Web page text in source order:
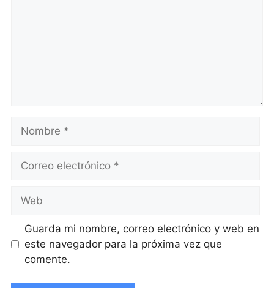
Nombre
Correo
Web
Guarda mi nombre, correo electrónico y web en
este navegador para la próxima vez que
comente.